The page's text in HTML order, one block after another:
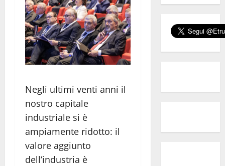
Negli ultimi venti anni il
nostro capitale
industriale si è
ampiamente ridotto: il
valore aggiunto
dell’industria è